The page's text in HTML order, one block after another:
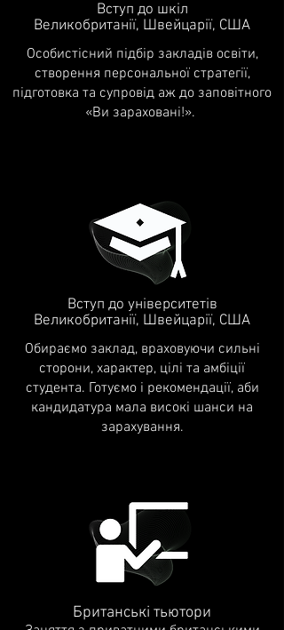
Вступ до шкіл
Великобританії, Швейцарії, США
Особистісний підбір закладів освіти,
створення персональної стратегії,
підготовка та супровід аж до заповітного
«Ви зараховані!».
Вступ до університетів
Великобританії, Швейцарії, США
Обираємо заклад, враховуючи сильні
сторони, характер, цілі та амбіції
студента. Готуємо і рекомендації, аби
кандидатура мала високі шанси на
зарахування.
Британські тьютори